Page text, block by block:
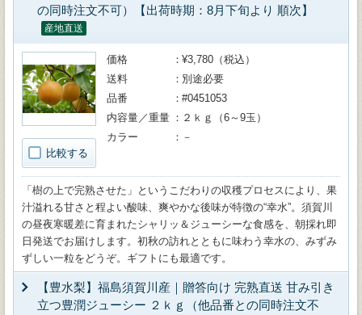
の同時注文不可）【出荷時期：8月下旬より 順次】
産地直送
比較する
価格
¥3,780（税込）
送料
別途必要
品番
#0451053
内容量／重量
２ｋｇ（6～9玉）
カラー
－
「樹の上で完熟させた」というこだわりの収穫プロセスにより、果
汁溢れる甘さと程よい酸味、爽やかな後味が特徴の“幸水”。須賀川
の昼夜寒暖差に育まれたシャリッ＆ジューシーな食感を、朝採れ即
日発送でお届けします。初秋の訪れとともに味わう幸水の、みずみ
ずしい一粒をどうぞ。ギフトにも最適です。
【豊水梨】福島須賀川産｜贈答向け 完熟直送 甘み引き
立つ豊潤ジューシー ２ｋｇ（他品番との同時注文不